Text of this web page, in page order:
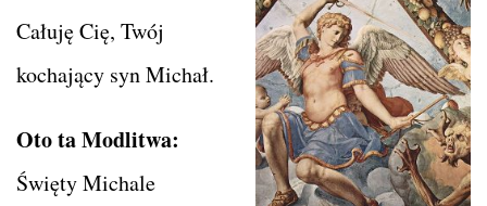
Całuję Cię, Twój
kochający syn Michał.
Oto ta Modlitwa:
Święty Michale